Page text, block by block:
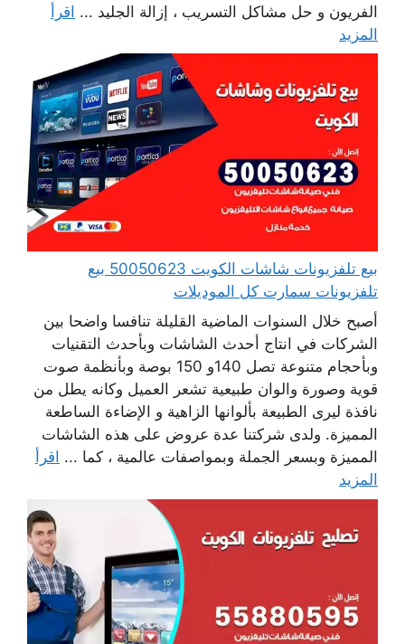
الفريون و حل مشاكل التسريب ، إزالة الجليد ... اقرأ
المزيد
بيع تلفزيونات شاشات الكويت 50050623 بيع
تلفزيونات سمارت كل الموديلات
أصبح خلال السنوات الماضية القليلة تنافسا واضحا بين
الشركات في انتاج أحدث الشاشات وبأحدث التقنيات
وبأحجام متنوعة تصل 140و 150 بوصة وبأنظمة صوت
قوية وصورة والوان طبيعية تشعر العميل وكانه يطل من
نافذة ليرى الطبيعة بألوانها الزاهية و الإضاءة الساطعة
المميزة. ولدى شركتنا عدة عروض على هذه الشاشات
المميزة وبسعر الجملة وبمواصفات عالمية ، كما ... اقرأ
المزيد